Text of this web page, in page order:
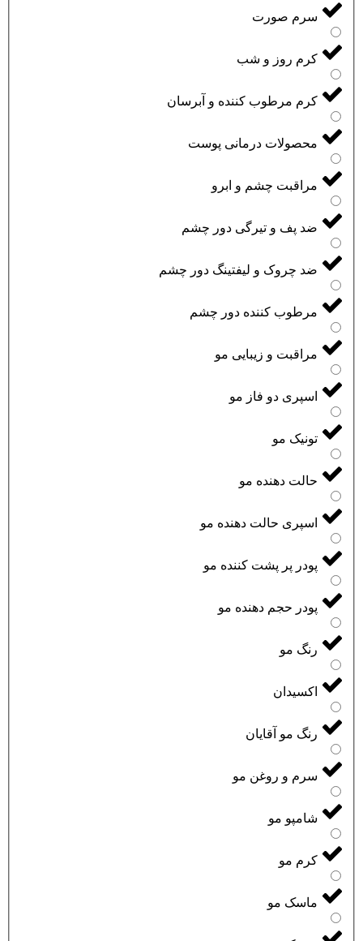
سرم صورت
کرم روز و شب
کرم مرطوب کننده و آبرسان
محصولات درمانی پوست
مراقبت چشم و ابرو
ضد پف و تیرگی دور چشم
ضد چروک و لیفتینگ دور چشم
مرطوب کننده دور چشم
مراقبت و زیبایی مو
اسپری دو فاز مو
تونیک مو
حالت دهنده مو
اسپری حالت دهنده مو
پودر پر پشت کننده مو
پودر حجم دهنده مو
رنگ مو
اکسیدان
رنگ مو آقایان
سرم و روغن مو
شامپو مو
کرم مو
ماسک مو